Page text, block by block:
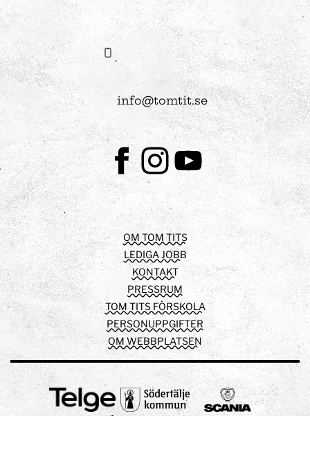
info@tomtit.se
FacebookInstagram
Youtube
OM TOM TITS
LEDIGA JOBB
KONTAKT
PRESSRUM
TOM TITS FÖRSKOLA
PERSONUPPGIFTER
OM WEBBPLATSEN